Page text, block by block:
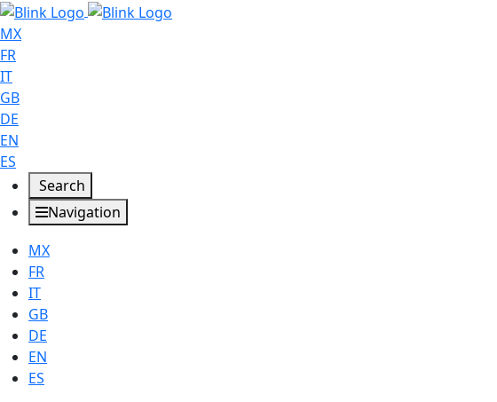
MX
FR
IT
GB
DE
EN
ES
Search
Navigation
MX
FR
IT
GB
DE
EN
ES